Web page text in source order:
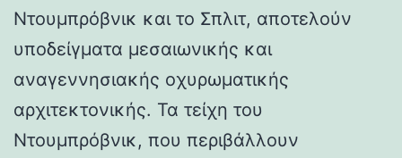
Ντουμπρόβνικ και το Σπλιτ, αποτελούν
υποδείγματα μεσαιωνικής και
αναγεννησιακής οχυρωματικής
αρχιτεκτονικής. Τα τείχη του
Ντουμπρόβνικ, που περιβάλλουν